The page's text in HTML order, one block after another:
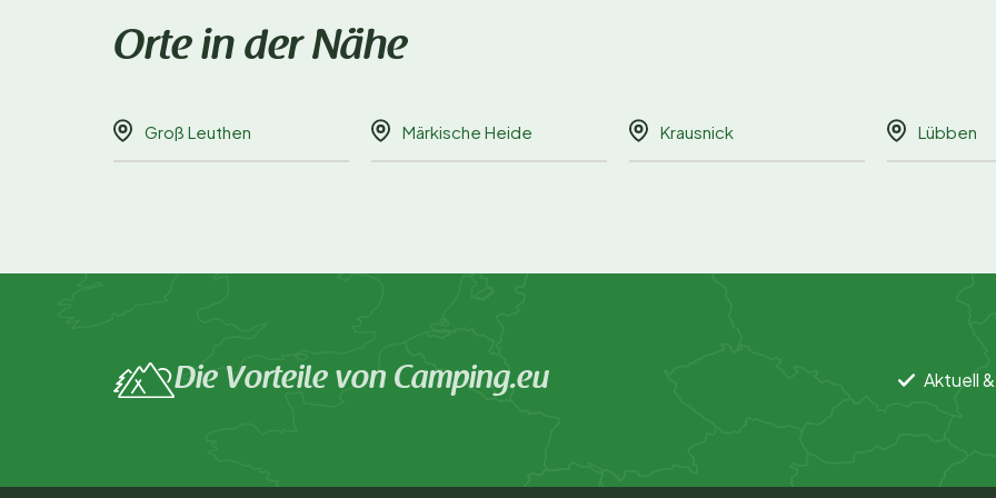
Orte in der Nähe
Groß Leuthen Märkische Heide Krausnick Lübben
Die Vorteile von Camping.eu Aktuell